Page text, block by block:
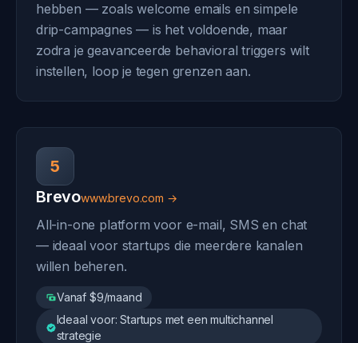
hebben — zoals welcome emails en simpele
drip-campagnes — is het voldoende, maar
zodra je geavanceerde behavioral triggers wilt
instellen, loop je tegen grenzen aan.
5
Brevowww.brevo.com →
All-in-one platform voor e-mail, SMS en chat
— ideaal voor startups die meerdere kanalen
willen beheren.
Vanaf $9/maand
Ideaal voor: Startups met een multichannel
strategie